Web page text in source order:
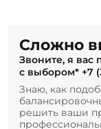
Сложно
Звоните, я вас
с выбором* +7
Знаю, как
решить ваши